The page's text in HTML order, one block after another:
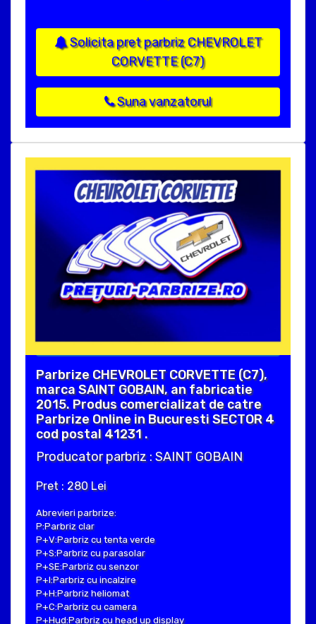
Solicita pret parbriz CHEVROLET
CORVETTE (C7)
Suna vanzatorul
Parbrize CHEVROLET CORVETTE (C7),
marca SAINT GOBAIN, an fabricatie
2015. Produs comercializat de catre
Parbrize Online in Bucuresti SECTOR 4
cod postal 41231 .
Producator parbriz : SAINT GOBAIN
Pret : 280 Lei
Abrevieri parbrize:
P:Parbriz clar
P+V:Parbriz cu tenta verde
P+S:Parbriz cu parasolar
P+SE:Parbriz cu senzor
P+I:Parbriz cu incalzire
P+H:Parbriz heliomat
P+C:Parbriz cu camera
P+Hud:Parbriz cu head up display